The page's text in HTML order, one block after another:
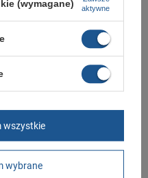
poliester
Nowy
30
(wymagane)
aktywne
wybrane
wszystkie